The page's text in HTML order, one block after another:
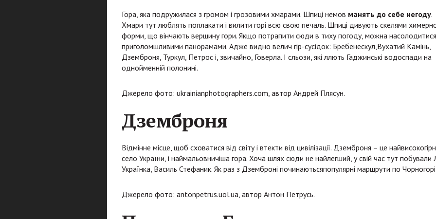
Гора, яка подружилася з громом і грозовими хмарами. Шпиці немов манять до себе негоду.
Хмари тут люблять поплакати і вилити горі всю свою печаль. Шпиці дивують скелями
форми, що вінчають вершину гори. Якщо потрапити сюди в тиху погоду, можна насолодитися
приголомшливими панорамами. Адже видно велич гір-сусідок: Бребенескул,Вухатий Камінь,
Дземброня, Туркул, Петрос і, звичайно, Говерла. І сльози, які ллють Гаджинські водоспади на
однойменній полонині.
Джерело фото: ukrainianphotographers.com, автор Андрей Плясун.
Дземброня
Відмінне місце, щоб сховатися від світу і втекти від цивілізації. Дземброня – це
село України, і наймальовничіша гора. Хоча шлях сюди не найлегший, у свій час тут побували
Українка, Василь Стефаник. Як раз з Дземброні починаютьсяпопулярні маршрути по Чорногорі.
Джерело фото: antonpetrus.uol.ua, автор Антон Петрусь.